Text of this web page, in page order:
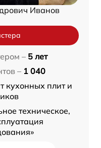
Иванов
– 5 лет
– 1 040
кухонных плит и
техническое,